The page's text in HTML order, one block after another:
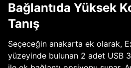
Bağlantıda Yüksek
Tanış
Seçeceğin anakarta ek olarak,
yüzeyinde bulunan 2 adet USB